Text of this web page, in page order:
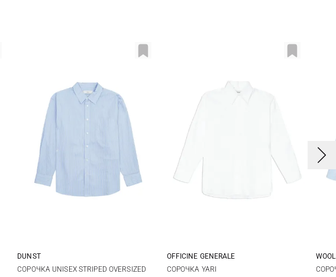
S M L
DUNST
СОРОЧКА UNISEX STRIPED OVERSIZED
XS
OFFICINE GENERALE
СОРОЧКА YARI